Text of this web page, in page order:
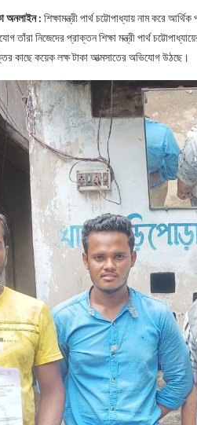
অনলাইন : শিক্ষামন্ত্রী পার্থ চট্টোপাধ্যায় নাম করে
নিজেদের প্রাক্তন শিক্ষা মন্ত্রী পার্থ
কাছে কয়েক লক্ষ টাকা আত্মসাতের অভিযোগ উঠছে।